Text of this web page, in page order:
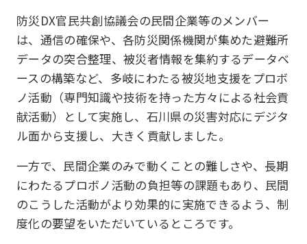
防災DX官民共創協議会の民間企業等のメンバー
は、通信の確保や、各防災関係機関が集めた避難所
データの突合整理、被災者情報を集約するデータベ
ースの構築など、多岐にわたる被災地支援をプロボ
ノ活動（専門知識や技術を持った方々による社会貢
献活動）として実施し、石川県の災害対応にデジタ
ル面から支援し、大きく貢献しました。
一方で、民間企業のみで動くことの難しさや、長期
にわたるプロボノ活動の負担等の課題もあり、民間
のこうした活動がより効果的に実施できるよう、制
度化の要望をいただいているところです。